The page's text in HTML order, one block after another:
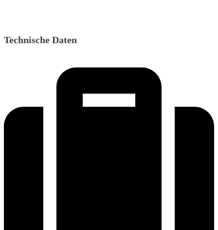
Technische Daten